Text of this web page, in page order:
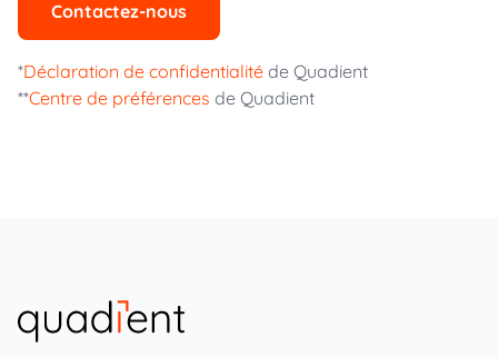
Contactez-nous
*Déclaration de confidentialité de Quadient
**Centre de préférences de Quadient